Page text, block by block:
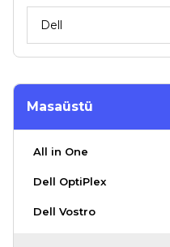
Dell
Masaüstü
All in One
Dell OptiPlex
Dell Vostro